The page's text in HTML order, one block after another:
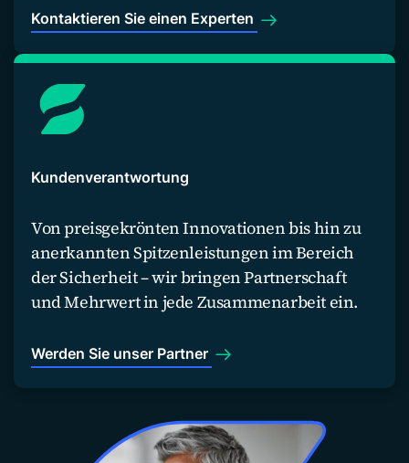
Kontaktieren Sie einen Experten
Kundenverantwortung
Von preisgekrönten Innovationen bis hin zu
anerkannten Spitzenleistungen im Bereich
der Sicherheit – wir bringen Partnerschaft
und Mehrwert in jede Zusammenarbeit ein.
Werden Sie unser Partner